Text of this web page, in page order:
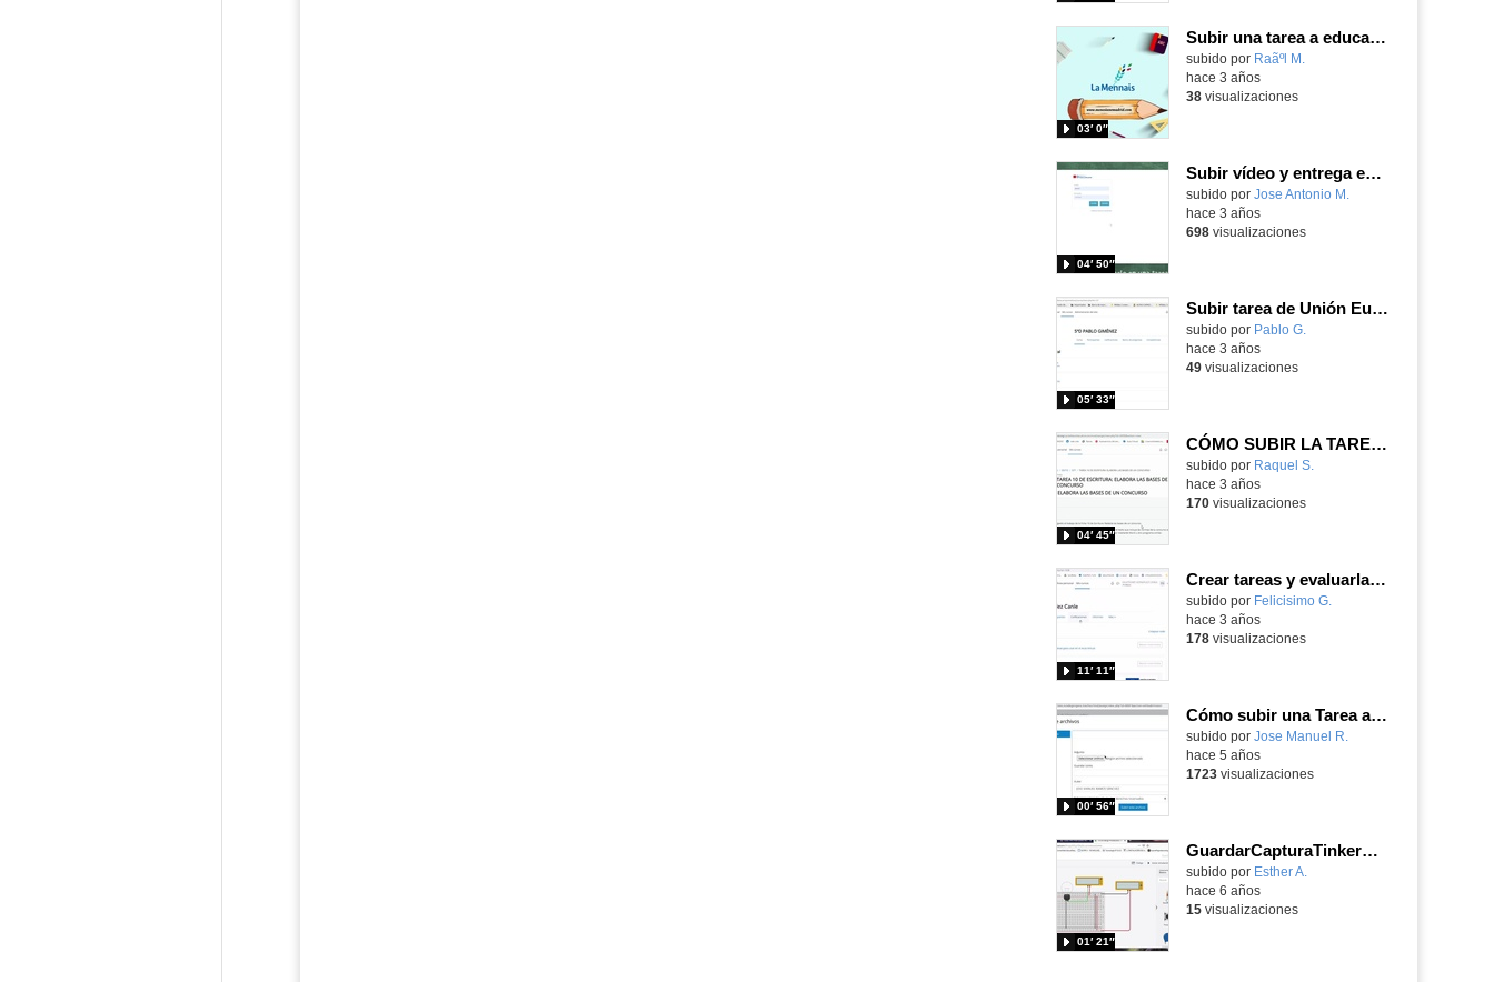
Subir una tarea a educamadrid en pdf desde Ipad
Contenido educativo.
subido por Raãºl M.
03′ 0″
hace 3 años
38visualizaciones
Subir vídeo y entrega en tarea en el AV
Contenido educativo.
subido por Jose Antonio M.
04′ 50″
hace 3 años
698visualizaciones
Subir tarea de Unión Europea al AV
subido por Pablo G.
05′ 33″
hace 3 años
49visualizaciones
CÓMO SUBIR LA TAREA AL AULA VIRTUAL
Contenido educativo.
subido por Raquel S.
04′ 45″
hace 3 años
170visualizaciones
Crear tareas y evaluarlas en el AulaVirtual
Contenido educativo.
subido por Felicisimo G.
11′ 11″
hace 3 años
178visualizaciones
Cómo subir una Tarea al Aula Virtual
Contenido educativo.
subido por Jose Manuel R.
00′ 56″
hace 5 años
1723visualizaciones
GuardarCapturaTinkerCad
Contenido educativo.
subido por Esther A.
01′ 21″
hace 6 años
15visualizaciones